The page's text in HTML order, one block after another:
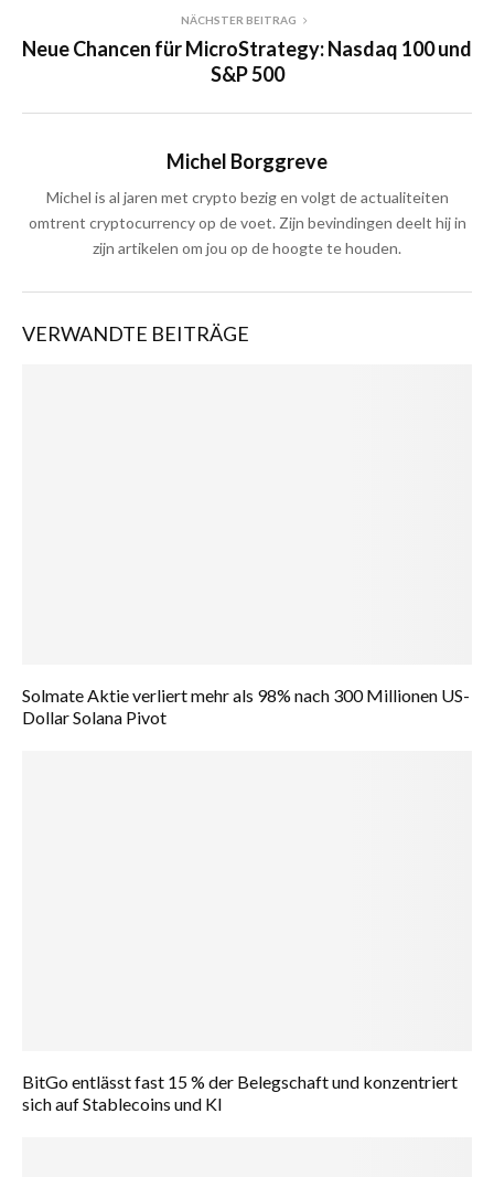
NÄCHSTER BEITRAG
Neue Chancen für MicroStrategy: Nasdaq 100 und
S&P 500
Michel Borggreve
Michel is al jaren met crypto bezig en volgt de actualiteiten
omtrent cryptocurrency op de voet. Zijn bevindingen deelt hij in
zijn artikelen om jou op de hoogte te houden.
VERWANDTE BEITRÄGE
Solmate Aktie verliert mehr als 98% nach 300 Millionen US-
Dollar Solana Pivot
BitGo entlässt fast 15 % der Belegschaft und konzentriert
sich auf Stablecoins und KI